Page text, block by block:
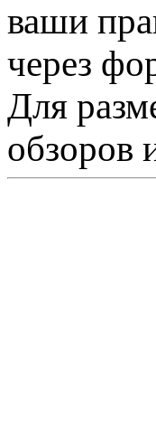
ваши
через
Для
обзоров